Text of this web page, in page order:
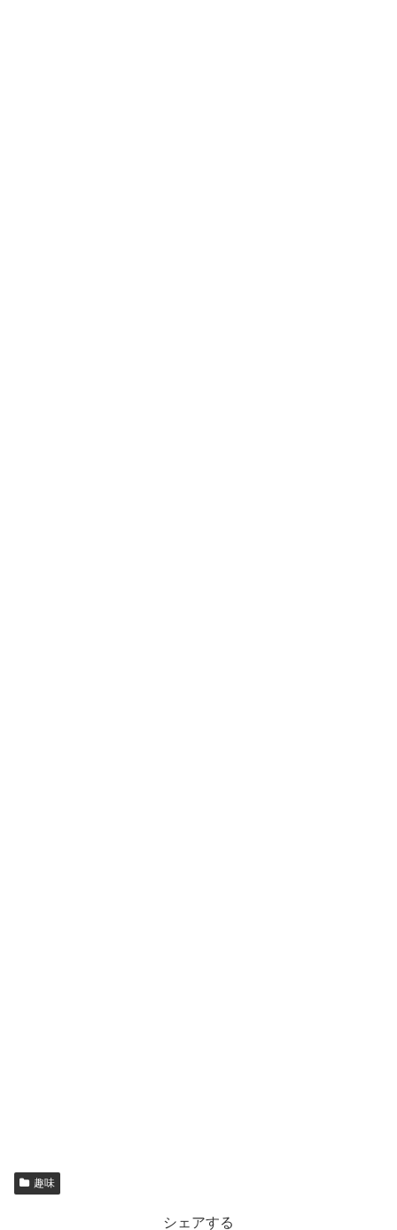
趣味
シェアする